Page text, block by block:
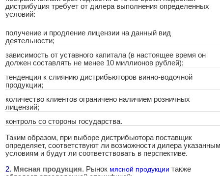
дистрибуция требует от дилера выполнения определенных
условий:
получение и продление лицензии на данный вид
деятельности;
зависимость от уставного капитала (в настоящее время он
должен составлять не менее 10 миллионов рублей);
тенденция к слиянию дистрибьюторов винно-водочной
продукции;
количество клиентов ограничено наличием розничных
лицензий;
контроль со стороны государства.
Таким образом, при выборе дистрибьютора поставщик
определяет, соответствуют ли возможности дилера указанным
условиям и будут ли соответствовать в перспективе.
2. Мясная продукция. Рынок мясной продукции также